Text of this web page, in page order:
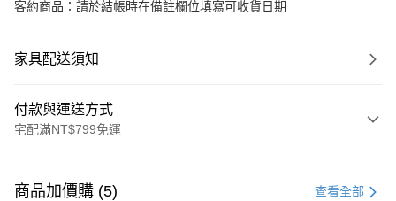
客約商品：請於結帳時在備註欄位填寫可收貨日期
家具配送須知
付款與運送方式
宅配滿NT$799免運
信用卡一次付款
商品加價購 (5) 查看全部